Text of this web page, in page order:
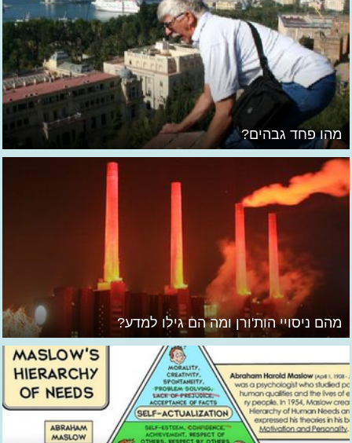
מהו פחד גבהים?
מהם ניסויי הות'ורן ומה הם גילו למדע?